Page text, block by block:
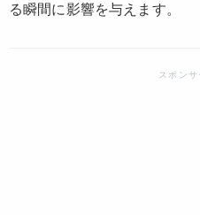
る瞬間に影響を与えます。